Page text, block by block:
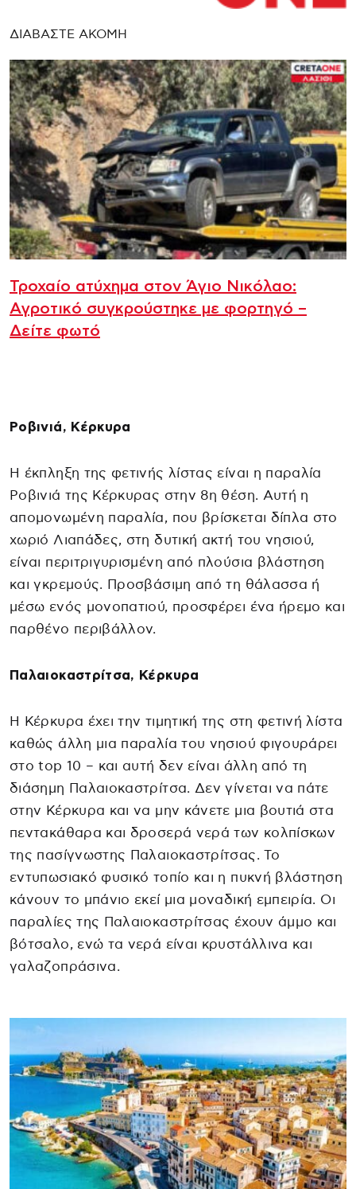
ΔΙΑΒΑΣΤΕ ΑΚΟΜΗ
Τροχαίο ατύχημα στον Άγιο Νικόλαο:
Αγροτικό συγκρούστηκε με φορτηγό –
Δείτε φωτό
Ροβινιά, Κέρκυρα
Η έκπληξη της φετινής λίστας είναι η παραλία
Ροβινιά της Κέρκυρας στην 8η θέση. Αυτή η
απομονωμένη παραλία, που βρίσκεται δίπλα στο
χωριό Λιαπάδες, στη δυτική ακτή του νησιού,
είναι περιτριγυρισμένη από πλούσια βλάστηση
και γκρεμούς. Προσβάσιμη από τη θάλασσα ή
μέσω ενός μονοπατιού, προσφέρει ένα ήρεμο και
παρθένο περιβάλλον.
Παλαιοκαστρίτσα, Κέρκυρα
Η Κέρκυρα έχει την τιμητική της στη φετινή λίστα
καθώς άλλη μια παραλία του νησιού φιγουράρει
στο top 10 – και αυτή δεν είναι άλλη από τη
διάσημη Παλαιοκαστρίτσα. Δεν γίνεται να πάτε
στην Κέρκυρα και να μην κάνετε μια βουτιά στα
πεντακάθαρα και δροσερά νερά των κολπίσκων
της πασίγνωστης Παλαιοκαστρίτσας. Το
εντυπωσιακό φυσικό τοπίο και η πυκνή βλάστηση
κάνουν το μπάνιο εκεί μια μοναδική εμπειρία. Οι
παραλίες της Παλαιοκαστρίτσας έχουν άμμο και
βότσαλο, ενώ τα νερά είναι κρυστάλλινα και
γαλαζοπράσινα.